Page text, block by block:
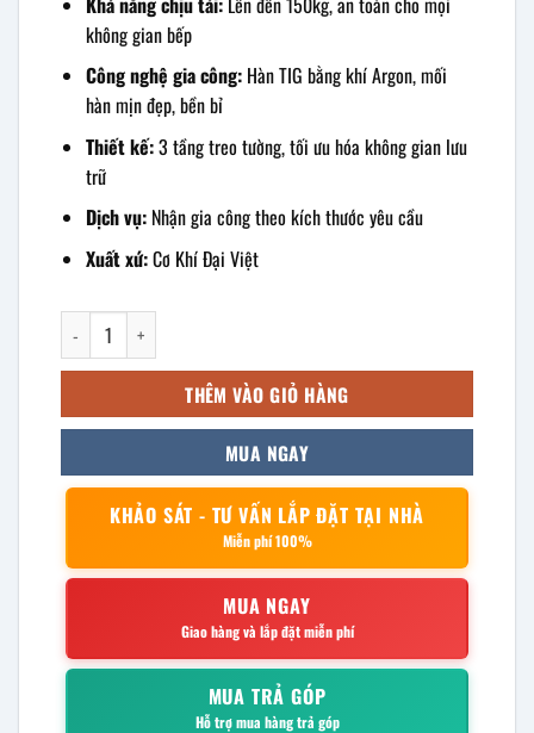
không gian bếp
Công nghệ gia công:Hàn TIG bằng khí Argon, mối
hàn mịn đẹp, bền bỉ
Thiết kế:3 tầng treo tường, tối ưu hóa không gian lưu
trữ
Dịch vụ:Nhận gia công theo kích thước yêu cầu
Xuất xứ:Cơ Khí Đại Việt
kệ inox 3 tầng treo tường số lượng
THÊM VÀO GIỎ HÀNG
MUA NGAY
KHẢO SÁT - TƯ VẤN LẮP ĐẶT TẠI NHÀ
Miễn phí 100%
MUA NGAY
Giao hàng và lắp đặt miễn phí
MUA TRẢ GÓP
Hỗ trợ mua hàng trả góp